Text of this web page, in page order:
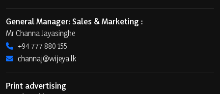
General Manager: Sales & Marketing :
Mr Channa Jayasinghe
+94 777 880 155
channaj@wijeya.lk
Print advertising